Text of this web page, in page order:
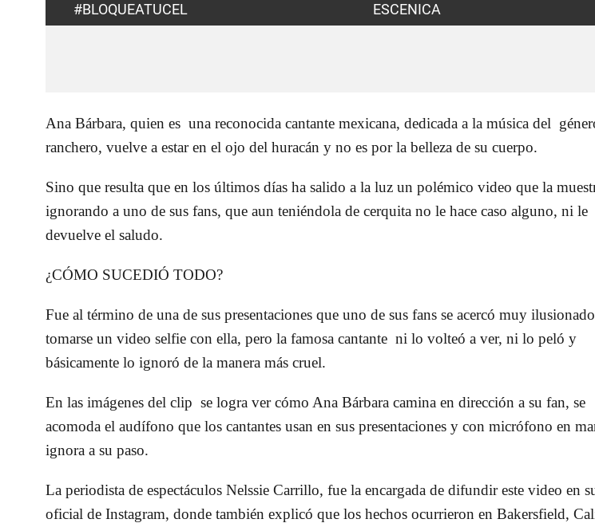
#BLOQUEATUCEL ESCENICA
Ana Bárbara, quien es una reconocida cantante mexicana, dedicada a la música del
ranchero, vuelve a estar en el ojo del huracán y no es por la belleza de su cuerpo.
Sino que resulta que en los últimos días ha salido a la luz un polémico video que la
ignorando a uno de sus fans, que aun teniéndola de cerquita no le hace caso alguno, ni le
devuelve el saludo.
¿CÓMO SUCEDIÓ TODO?
Fue al término de una de sus presentaciones que uno de sus fans se acercó muy
tomarse un video selfie con ella, pero la famosa cantante ni lo volteó a ver, ni lo peló y
básicamente lo ignoró de la manera más cruel.
En las imágenes del clip se logra ver cómo Ana Bárbara camina en dirección a su fan, se
acomoda el audífono que los cantantes usan en sus presentaciones y con micrófono en
ignora a su paso.
La periodista de espectáculos Nelssie Carrillo, fue la encargada de difundir este video en
oficial de Instagram, donde también explicó que los hechos ocurrieron en Bakersfield,